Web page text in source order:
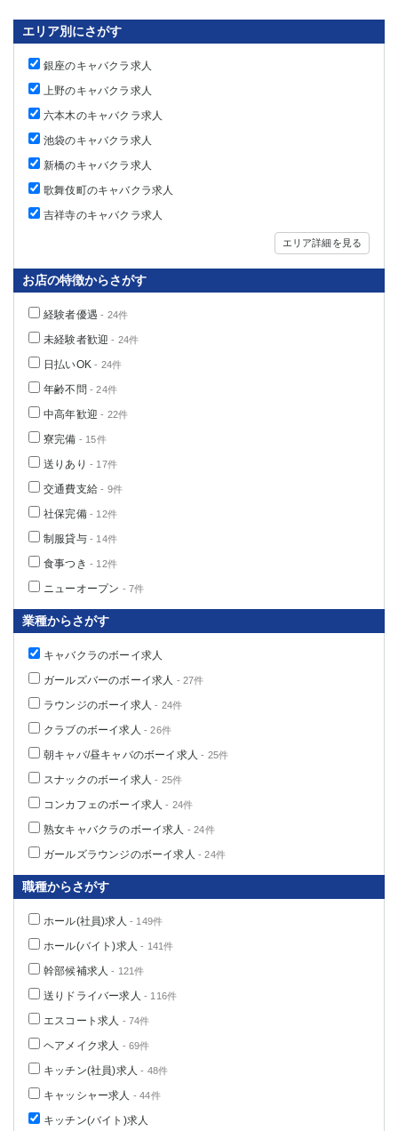
エリア別にさがす
銀座のキャバクラ求人
上野のキャバクラ求人
六本木のキャバクラ求人
池袋のキャバクラ求人
新橋のキャバクラ求人
歌舞伎町のキャバクラ求人
吉祥寺のキャバクラ求人
エリア詳細を見る
お店の特徴からさがす
経験者優遇 - 24件
未経験者歓迎 - 24件
日払いOK - 24件
年齢不問 - 24件
中高年歓迎 - 22件
寮完備 - 15件
送りあり - 17件
交通費支給 - 9件
社保完備- 12件
制服貸与- 14件
食事つき - 12件
ニューオープン - 7件
業種からさがす
キャバクラのボーイ求人
ガールズバーのボーイ求人 - 27件
ラウンジのボーイ求人 - 24件
クラブのボーイ求人 - 26件
朝キャバ/昼キャバのボーイ求人 - 25件
スナックのボーイ求人 - 25件
コンカフェのボーイ求人 - 24件
熟女キャバクラのボーイ求人 - 24件
ガールズラウンジのボーイ求人 - 24件
職種からさがす
ホール(社員)求人 - 149件
ホール(バイト)求人 - 141件
幹部候補求人 - 121件
送りドライバー求人 - 116件
エスコート求人 - 74件
ヘアメイク求人 - 69件
キッチン(社員)求人 - 48件
キャッシャー求人 - 44件
キッチン(バイト)求人